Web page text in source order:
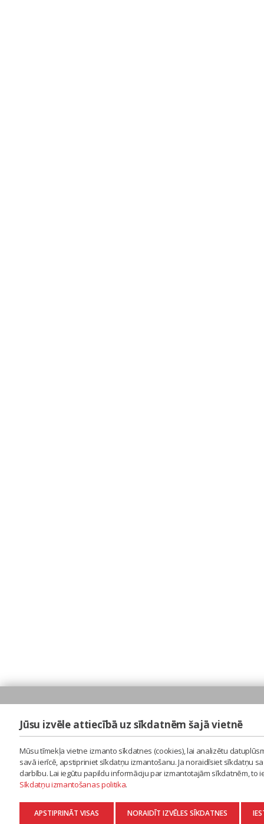
Jūsu izvēle attiecībā uz sīkdatnēm šajā vietnē
Mūsu tīmekļa vietne izmanto sīkdatnes (cookies), lai analizētu
savā ierīcē, apstipriniet sīkdatņu izmantošanu. Ja noraidīsiet sīkdatņu
darbību. Lai iegūtu papildu informāciju par izmantotajām sīkdatnēm,
Sīkdatņu izmantošanas politika.
APSTIPRINĀT VISAS NORAIDĪT IZVĒLES SĪKDATNES